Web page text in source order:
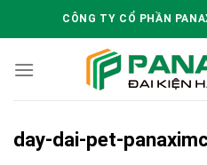
CÔNG TY CỔ PHẦN
day-dai-pet-